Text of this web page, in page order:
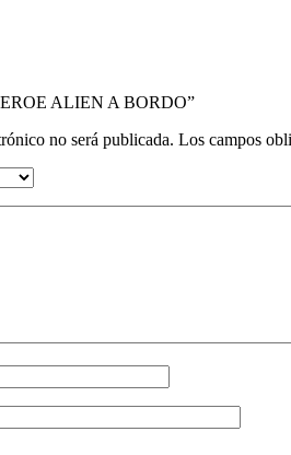
ALIEN A BORDO”
no será publicada. Los campos